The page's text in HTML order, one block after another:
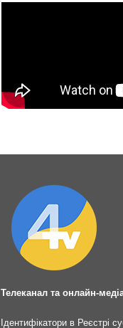
Телеканал та онлайн-
Ідентифікатори в Реєстрі